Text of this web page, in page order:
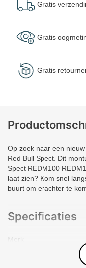
Gratis
Gratis
Gratis
Op zoek naar een
Red Bull Spect. Dit
Spect REDM100
laat zien? Kom snel
buurt om erachter te
Specificaties
Merk